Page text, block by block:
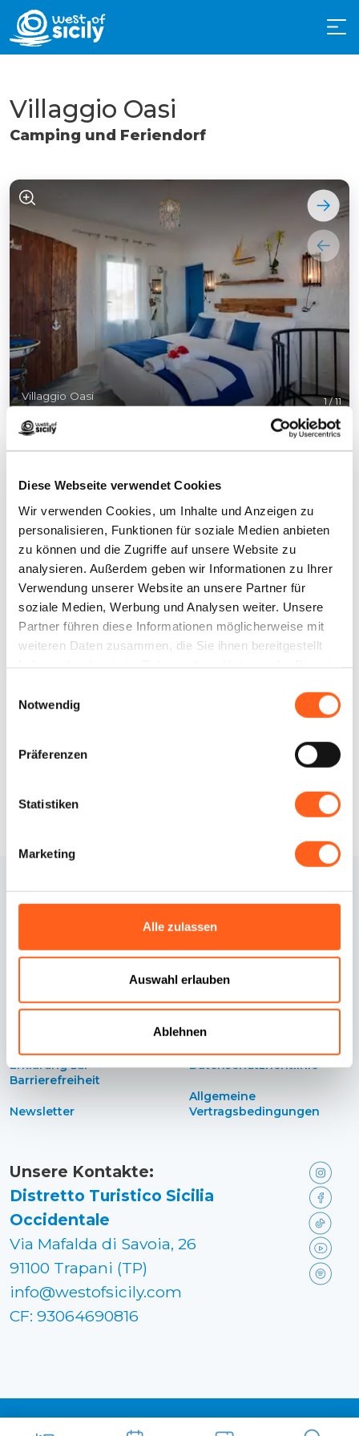
Diese Webseite verwendet Cookies
Wir verwenden Cookies, um Inhalte und Anzeigen zu
personalisieren, Funktionen für soziale Medien anbieten
zu können und die Zugriffe auf unsere Website zu
analysieren. Außerdem geben wir Informationen zu Ihrer
Verwendung unserer Website an unsere Partner für
soziale Medien, Werbung und Analysen weiter. Unsere
Partner führen diese Informationen möglicherweise mit
weiteren Daten zusammen, die Sie ihnen bereitgestellt
Notwendig
Präferenzen
Statistiken
Marketing
Alle zulassen
Auswahl erlauben
Ablehnen
Kontakte:
C.da Camaro - Strada del cimitero
Favignana
Telefon0923921635
E-Mailinfo@loasifavignana.it
Website
Buchen Sie jetzt
Villaggio Oasi
Camping und Feriendorf
Villaggio Oasi 1/11
Kontakte
Erklärung zur
Barrierefreiheit
Newsletter
Cookie-Richtlinie
Cookie Einstellungen
Datenschutzrichtlinie
Allgemeine
Vertragsbedingungen
Unsere Kontakte:
Distretto Turistico Sicilia
Occidentale
Via Mafalda di Savoia, 26
91100 Trapani (TP)
info@westofsicily.com
CF: 93064690816